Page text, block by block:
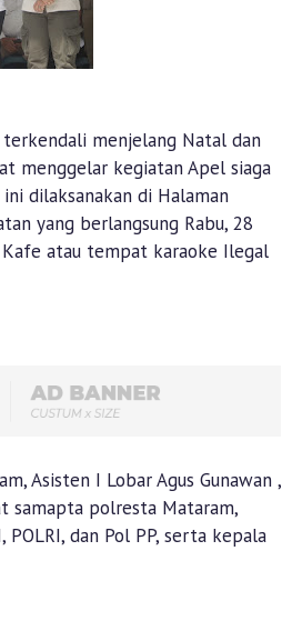
menjelang Natal dan
menggelar kegiatan Apel siaga
dilaksanakan di Halaman
yang berlangsung Rabu, 28
atau tempat karaoke Ilegal
Asisten I Lobar Agus Gunawan ,
samapta polresta Mataram,
dan Pol PP, serta kepala